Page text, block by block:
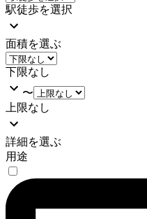
駅徒歩を選択
面積を選ぶ
下限なし
〜
上限なし
詳細を選ぶ
用途